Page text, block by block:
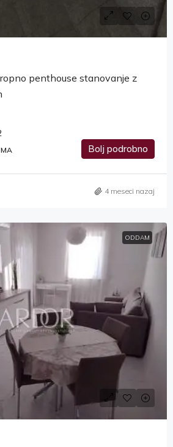
penthouse stanovanje z
Bolj podrobno
4 meseci nazaj
ODDAM